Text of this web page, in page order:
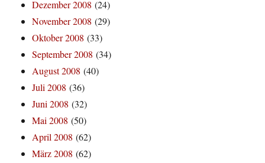
Dezember 2008 (24)
November 2008 (29)
Oktober 2008 (33)
September 2008 (34)
August 2008 (40)
Juli 2008 (36)
Juni 2008 (32)
Mai 2008 (50)
April 2008 (62)
März 2008 (62)